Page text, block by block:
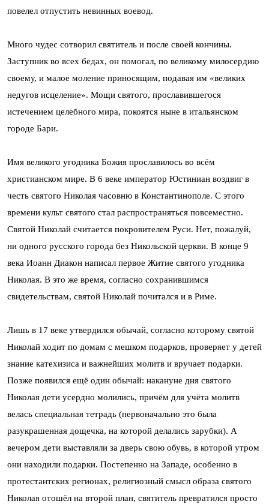
повелел отпустить невинных воевод.
Много чудес сотворил святитель и после своей кончины.
Заступник во всех бедах, он помогал, по великому милосердию
своему, и малое моление приносящим, подавая им «великих
недугов исцеление». Мощи святого, прославившегося
истечением целебного мира, покоятся ныне в итальянском
городе Бари.
Имя великого угодника Божия прославилось во всём
христианском мире. В 6 веке император Юстиниан воздвиг в
честь святого Николая часовню в Константинополе. С этого
времени культ святого стал распространяться повсеместно.
Святой Николай считается покровителем Руси. Нет, пожалуй,
ни одного русского города без Никольской церкви. В конце 9
века Иоанн Диакон написал первое Житие святого угодника
Николая. В это же время, согласно сохранившимся
свидетельствам, святой Николай почитался и в Риме.
Лишь в 17 веке утвердился обычай, согласно которому святой
Николай ходит по домам с мешком подарков, проверяет у детей
знание катехизиса и важнейших молитв и вручает подарки.
Позже появился ещё один обычай: накануне дня святого
Николая дети усердно молились, причём для учёта молитв
велась специальная тетрадь (первоначально это была
разукрашенная дощечка, на которой делались зарубки). А
вечером дети выставляли за дверь свою обувь, в которой утром
они находили подарки. Постепенно на Западе, особенно в
протестантских регионах, религиозный смысл образа святого
Николая отошёл на второй план, святитель превратился просто